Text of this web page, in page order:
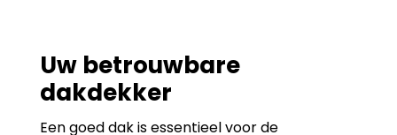
Uw betrouwbare
dakdekker
Een goed dak is essentieel voor de